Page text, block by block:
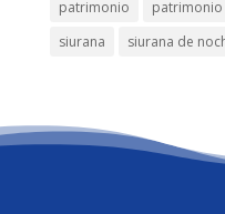
patrimonio
patrimonio
siurana
siurana de